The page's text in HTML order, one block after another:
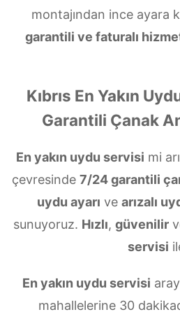
montajından ince ayara
garantili ve faturalı
Kıbrıs En Yakın
Garantili Çanak
En yakın uydu servisi mi
çevresinde 7/24 garantili
uydu ayarı ve arızalı
sunuyoruz. Hızlı, güvenilir
servisi
En yakın uydu servisi
mahallelerine 30